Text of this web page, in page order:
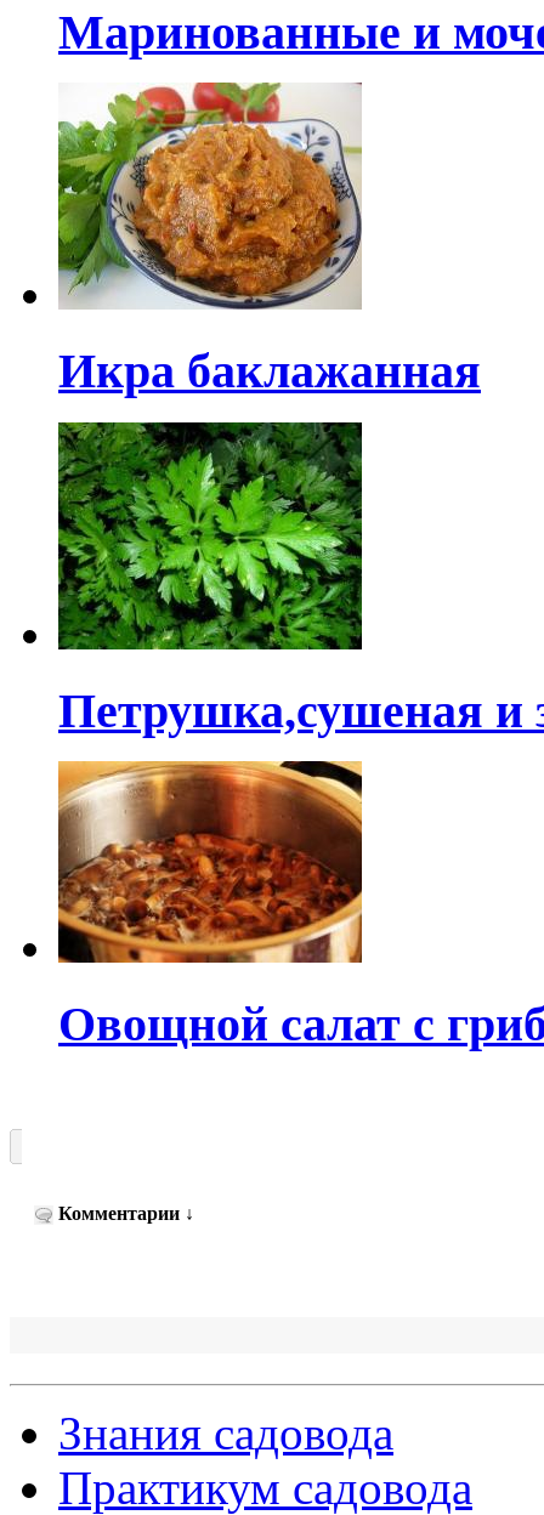
Маринованные и
Икра баклажанная
Петрушка,сушеная и
Овощной салат с
Комментарии ↓
Знания садовода
Практикум садовода